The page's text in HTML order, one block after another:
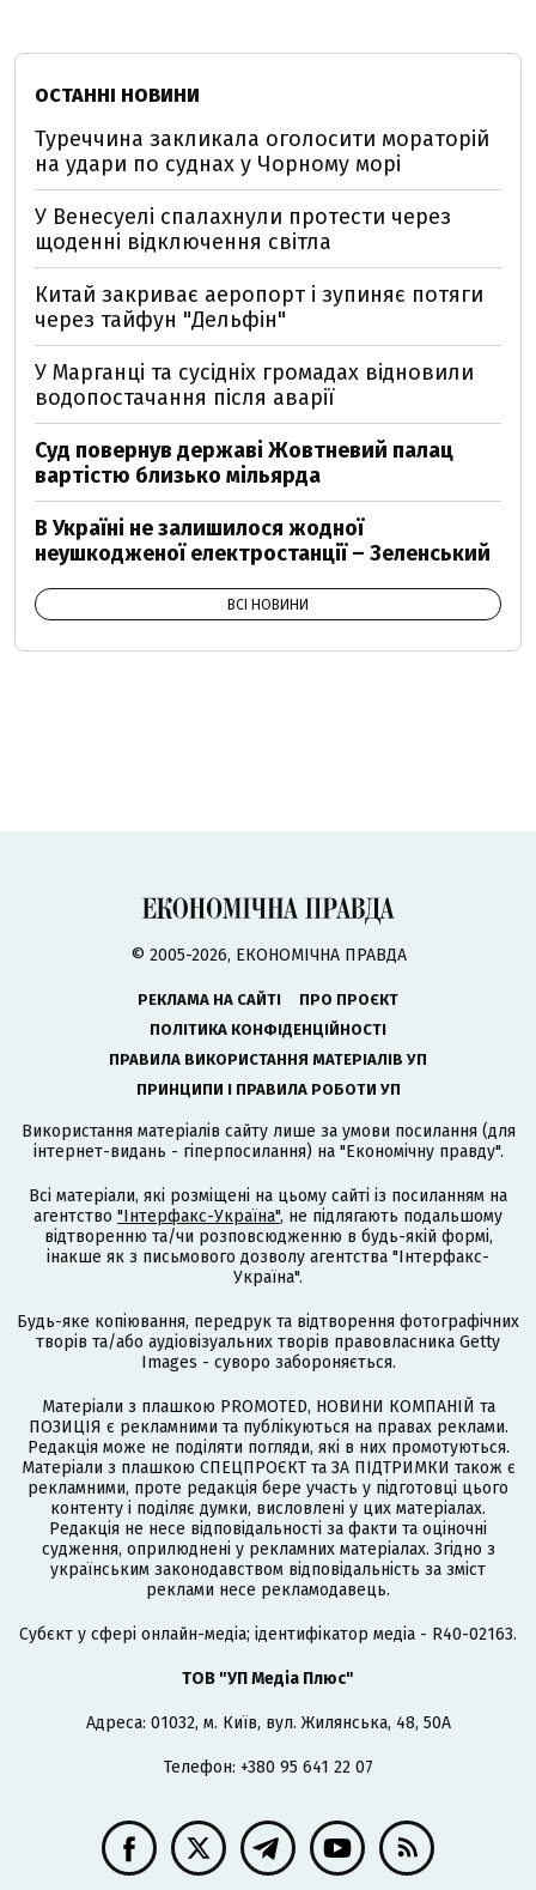
ОСТАННІ НОВИНИ
Туреччина закликала оголосити мораторій
на удари по суднах у Чорному морі
У Венесуелі спалахнули протести через
щоденні відключення світла
Китай закриває аеропорт і зупиняє потяги
через тайфун "Дельфін"
У Марганці та сусідніх громадах відновили
водопостачання після аварії
Суд повернув державі Жовтневий палац
вартістю близько мільярда
В Україні не залишилося жодної
неушкодженої електростанції – Зеленський
ВСІ НОВИНИ
© 2005-2026, ЕКОНОМІЧНА ПРАВДА
РЕКЛАМА НА САЙТІ
ПРО ПРОЄКТ
ПОЛІТИКА КОНФІДЕНЦІЙНОСТІ
ПРАВИЛА ВИКОРИСТАННЯ МАТЕРІАЛІВ УП
ПРИНЦИПИ І ПРАВИЛА РОБОТИ УП
Використання матеріалів сайту лише за умови посилання (для
інтернет-видань - гіперпосилання) на "Економічну правду".
Всі матеріали, які розміщені на цьому сайті із посиланням на
агентство "Інтерфакс-Україна", не підлягають подальшому
відтворенню та/чи розповсюдженню в будь-якій формі,
інакше як з письмового дозволу агентства "Інтерфакс-
Україна".
Будь-яке копіювання, передрук та відтворення фотографічних
творів та/або аудіовізуальних творів правовласника Getty
Images - суворо забороняється.
Матеріали з плашкою PROMOTED, НОВИНИ КОМПАНІЙ та
ПОЗИЦІЯ є рекламними та публікуються на правах реклами.
Редакція може не поділяти погляди, які в них промотуються.
Матеріали з плашкою СПЕЦПРОЄКТ та ЗА ПІДТРИМКИ також є
рекламними, проте редакція бере участь у підготовці цього
контенту і поділяє думки, висловлені у цих матеріалах.
Редакція не несе відповідальності за факти та оціночні
судження, оприлюднені у рекламних матеріалах. Згідно з
українським законодавством відповідальність за зміст
реклами несе рекламодавець.
Cубєкт у сфері онлайн-медіа; ідентифікатор медіа - R40-02163.
ТОВ "УП Медіа Плюс"
Адреса: 01032, м. Київ, вул. Жилянська, 48, 50А
Телефон: +380 95 641 22 07